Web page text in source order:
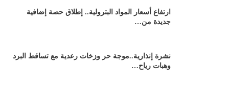
ارتفاع أسعار المواد البترولية.. إطلاق حصة إضافية
جديدة من…
نشرة إنذارية..موجة حر وزخات رعدية مع تساقط البرد
وهبات رياح…